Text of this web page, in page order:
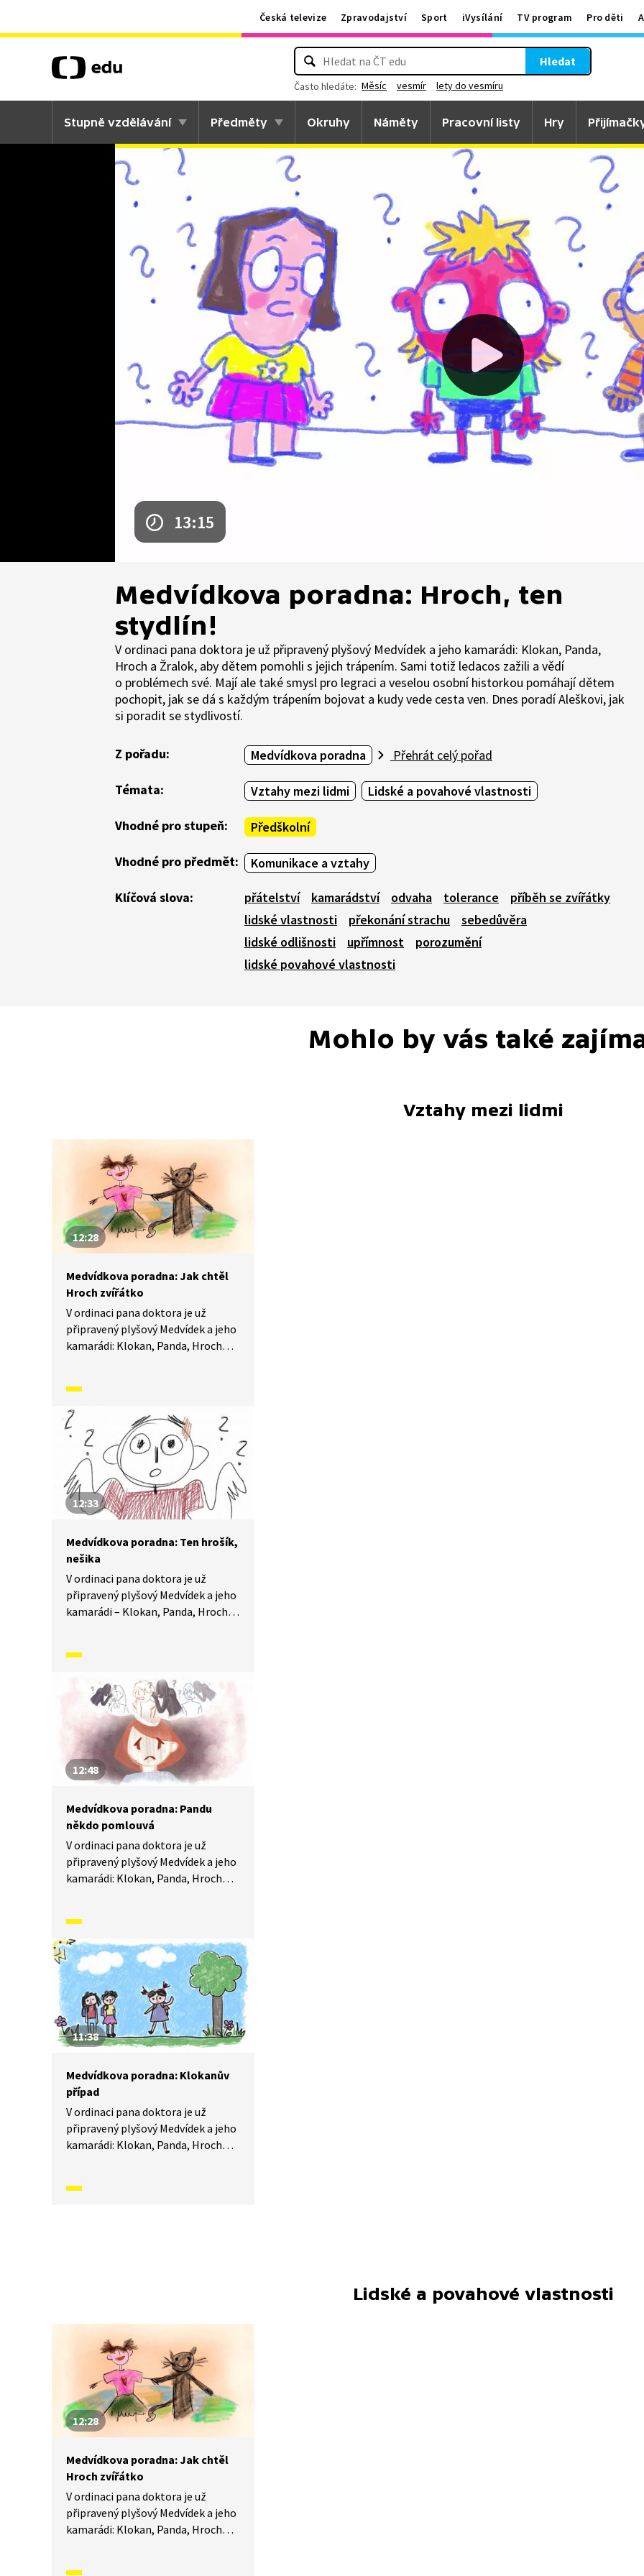
Česká televize Zpravodajství Sport iVysílání TV program Pro děti
Hledat
Často hledáte: Měsíc vesmír lety do vesmíru
Stupně vzdělávání Předměty Okruhy Náměty Pracovní listy Hry
13:15
Medvídkova poradna: Hroch, ten
stydlín!
V ordinaci pana doktora je už připravený plyšový Medvídek a jeho kamarádi: Klokan, Panda,
Hroch a Žralok, aby dětem pomohli s jejich trápením. Sami totiž ledacos zažili a vědí
o problémech své. Mají ale také smysl pro legraci a veselou osobní historkou pomáhají dětem
pochopit, jak se dá s každým trápením bojovat a kudy vede cesta ven. Dnes poradí Aleškovi, jak
si poradit se stydlivostí.
Z pořadu: Medvídkova poradna Přehrát celý pořad
Témata: Vztahy mezi lidmi Lidské a povahové vlastnosti
Vhodné pro stupeň: Předškolní
Vhodné pro předmět: Komunikace a vztahy
Klíčová slova: přátelství kamarádství odvaha tolerance
příběh se zvířátky
lidské vlastnosti
překonání strachu
sebedůvěra
lidské odlišnosti
upřímnost
porozumění
lidské povahové vlastnosti
Mohlo by vás také
Vztahy mezi lidmi
12:28
Medvídkova poradna: Jak chtěl
Hroch zvířátko
V ordinaci pana doktora je už
připravený plyšový Medvídek a jeho
kamarádi: Klokan, Panda, Hroch
ledacos zažili a vědí o problémech
své. Mají ale také smysl pro legraci
a veselou osobní historkou
pomáhají dětem pochopit, jak se
dá s každým trápením bojovat
a kudy vede cesta ven. Dnes poradí
Kátě, jak vrátit zvířátko, které jí
nepatří.
12:33
Medvídkova poradna: Ten hrošík,
nešika
V ordinaci pana doktora je už
připravený plyšový Medvídek a jeho
kamarádi – Klokan, Panda, Hroch
ledacos zažili a vědí o problémech
své. Mají ale také smysl pro legraci
a veselou osobní historkou
pomáhají dětem pochopit, jak se
dá s každým trápením bojovat
a kudy vede cesta ven. Dnes poradí
Vojtíškovi, jak se vypořádat s tím,
že nám některé věci nejdou.
12:48
Medvídkova poradna: Pandu
někdo pomlouvá
V ordinaci pana doktora je už
připravený plyšový Medvídek a jeho
kamarádi: Klokan, Panda, Hroch
ledacos zažili a vědí o problémech
své. Mají ale také smysl pro legraci
a veselou osobní historkou
pomáhají dětem pochopit, jak se
dá s každým trápením bojovat
a kudy vede cesta ven. Dnes poradí
Helence, jak vyzrát na pomluvy.
11:38
Medvídkova poradna: Klokanův
případ
V ordinaci pana doktora je už
připravený plyšový Medvídek a jeho
kamarádi: Klokan, Panda, Hroch
ledacos zažili a vědí o problémech
Lidské a povahové vlastnosti
12:28
Medvídkova poradna: Jak chtěl
Hroch zvířátko
V ordinaci pana doktora je už
připravený plyšový Medvídek a jeho
kamarádi: Klokan, Panda, Hroch